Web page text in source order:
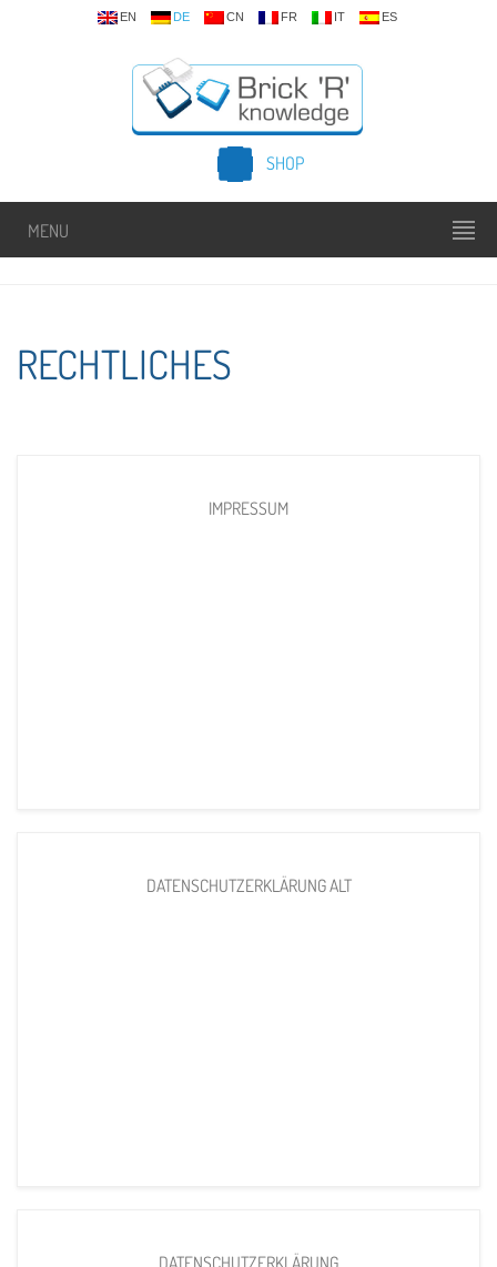
EN DE CN FR IT ES
SHOP
MENU
RECHTLICHES
IMPRESSUM
DATENSCHUTZERKLÄRUNG ALT
DATENSCHUTZERKLÄRUNG